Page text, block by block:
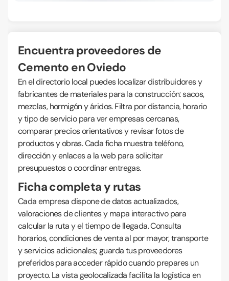
Encuentra proveedores de
Cemento en Oviedo
En el directorio local puedes localizar distribuidores y
fabricantes de materiales para la construcción: sacos,
mezclas, hormigón y áridos. Filtra por distancia, horario
y tipo de servicio para ver empresas cercanas,
comparar precios orientativos y revisar fotos de
productos y obras. Cada ficha muestra teléfono,
dirección y enlaces a la web para solicitar
presupuestos o coordinar entregas.
Ficha completa y rutas
Cada empresa dispone de datos actualizados,
valoraciones de clientes y mapa interactivo para
calcular la ruta y el tiempo de llegada. Consulta
horarios, condiciones de venta al por mayor, transporte
y servicios adicionales; guarda tus proveedores
preferidos para acceder rápido cuando prepares un
proyecto. La vista geolocalizada facilita la logística en